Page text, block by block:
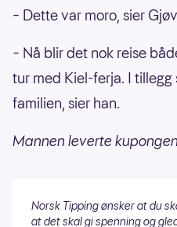
– Dette var moro, sier
– Nå blir det nok reise
tur med Kiel-ferja. I
familien, sier han.
Mannen leverte
Norsk Tipping ønsker at du
at det skal gi spenning og